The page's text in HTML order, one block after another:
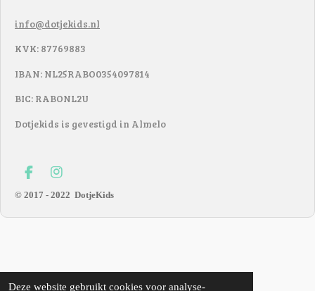
Deze website gebruikt cookies voor analyse-
info@dotjekids.nl
KVK: 87769883
IBAN: NL25RABO0354097814
BIC: RABONL2U
Dotjekids is gevestigd in Almelo
F
a
e
I
n
t
© 2017 - 2022 DotjeKids